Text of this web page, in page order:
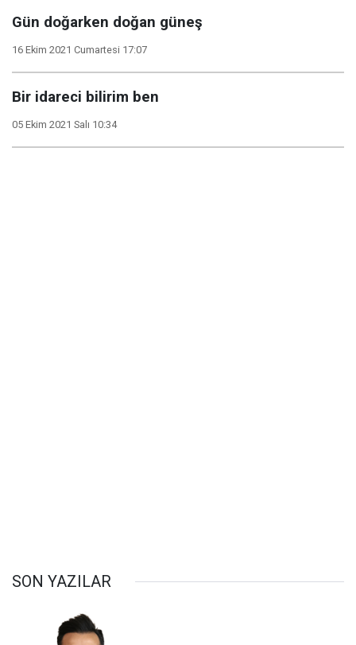
Gün doğarken doğan güneş
16 Ekim 2021 Cumartesi 17:07
Bir idareci bilirim ben
05 Ekim 2021 Salı 10:34
SON YAZILAR